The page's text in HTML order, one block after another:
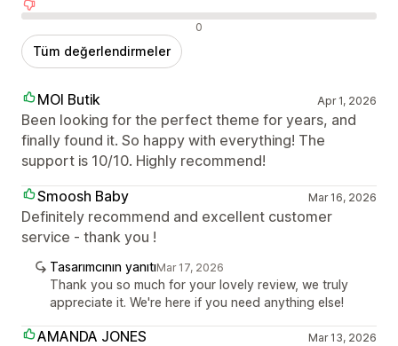
Olumsuz değerlendirmeler 0
Tüm değerlendirmeler
MOI Butik Apr 1, 2026
Been looking for the perfect theme for years, and
finally found it. So happy with everything! The
support is 10/10. Highly recommend!
Smoosh Baby
Mar 16, 2026
Definitely recommend and excellent customer
service - thank you !
Tasarımcının yanıtıMar 17, 2026
Thank you so much for your lovely review, we truly
appreciate it. We're here if you need anything else!
AMANDA JONES Mar 13, 2026